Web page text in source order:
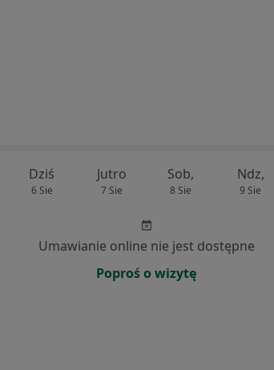
Dziś
6 Sie
Jutro
7 Sie
Sob,
8 Sie
Ndz,
9 Sie
Umawianie online nie jest dostępne
Poproś o wizytę